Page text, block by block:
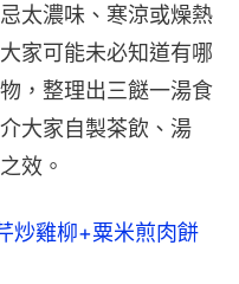
太濃味、寒涼或燥熱
家可能未必知道有哪
，整理出三餸一湯食
大家自製茶飲、湯
效。
炒雞柳+粟米煎肉餅